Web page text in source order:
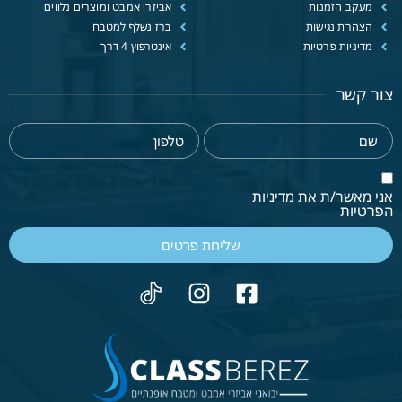
מעקב הזמנות
הצהרת נגישות
מדיניות פרטיות
אביזרי אמבט ומוצרים נלווים
ברז נשלף למטבח
אינטרפוץ 4 דרך
צור קשר
אני מאשר/ת את מדיניות
הפרטיות
שליחת פרטים